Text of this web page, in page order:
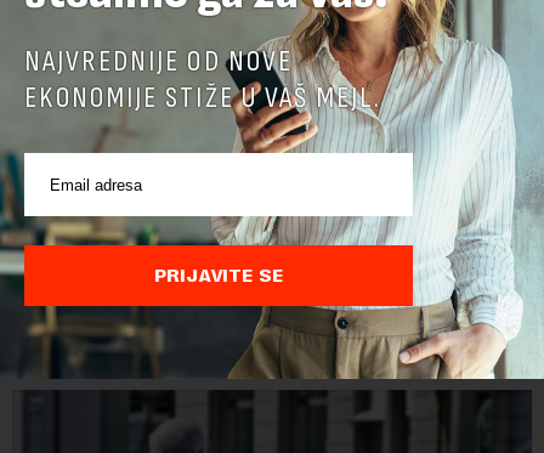
POVEZANI SADRŽAJI
NAJVREDNIJE OD NOVE
EKONOMIJE STIŽE U VAŠ MEJL.
PRIJAVITE SE